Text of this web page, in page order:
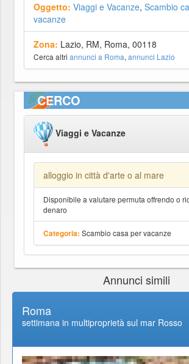
Oggetto: Viaggi e Vacanze, Scambio
vacanze
Zona: Lazio, RM, Roma, 00118
Cerca altri annunci a Roma, annunci Lazio
CERCO
Viaggi e Vacanze
alloggio in città d'arte o al mare
Disponibile a valutare permuta offrendo o
denaro
Categoria: Scambio casa per vacanze
Annunci simili
Roma
settimana in multiproprietà sul mar Rosso